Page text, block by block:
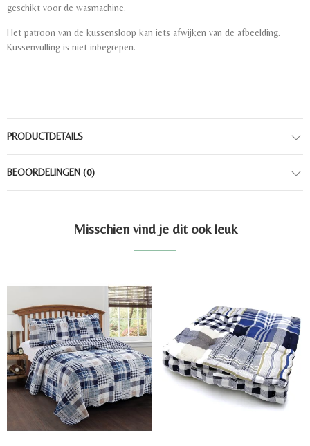
geschikt voor de wasmachine.
Het patroon van de kussensloop kan iets afwijken van de afbeelding.
Kussenvulling is niet inbegrepen.
PRODUCTDETAILS
BEOORDELINGEN (0)
Misschien vind je dit ook leuk